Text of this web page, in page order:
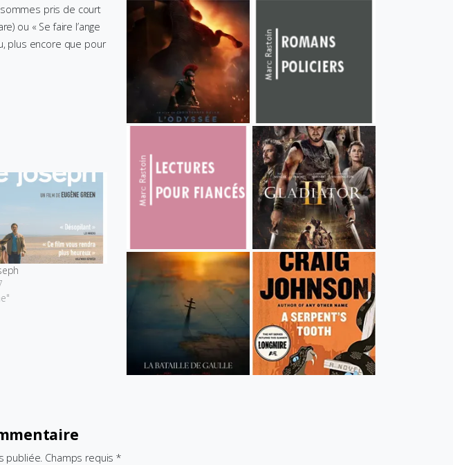
pris de court
ou « Se faire l’ange
plus encore que pour
publiée. Champs requis *